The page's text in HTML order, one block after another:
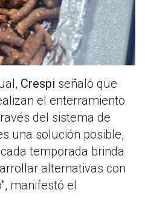
Crespi señaló que
el enterramiento
del sistema de
una solución posible,
temporada brinda
alternativas con
manifestó el